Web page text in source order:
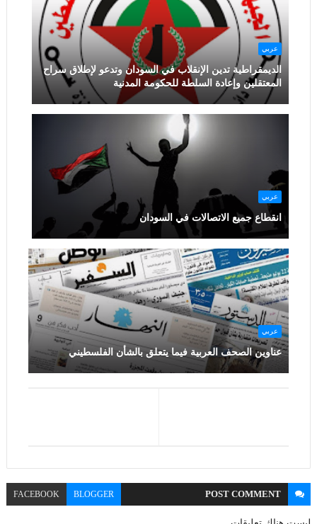
عربي
الديمقراطية تدين الإنقلاب في السودان وتدعو لإطلاق سراح
المعتقلين وإعادة السلطة للحكومة المدنية
عربي
انقطاع جميع الاتصالات في السودان
عربي
عناوين الصحف العربية فيما يتعلق بالشأن الفلسطيني
POSTCOMMENT
BLOGGER
FACEBOOK